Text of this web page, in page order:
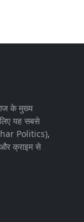
के मुख्य
यह सबसे
Politics),
क्राइम से